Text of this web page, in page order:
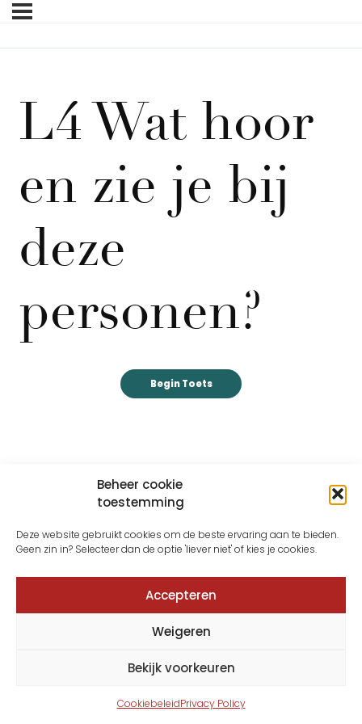
Beheer cookie
toestemming
Deze website gebruikt cookies om de beste ervaring aan te bieden.
Geen zin in? Selecteer dan de optie 'liever niet' of kies je cookies.
Accepteren
Weigeren
Bekijk voorkeuren
CookiebeleidPrivacy Policy
L4 Wat hoor
en zie je bij
deze
personen?